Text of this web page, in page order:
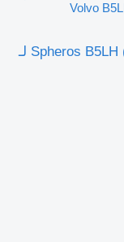
خرطوم جهاز التكييف Spheros B5LH (01.13-) 11118980A لـ